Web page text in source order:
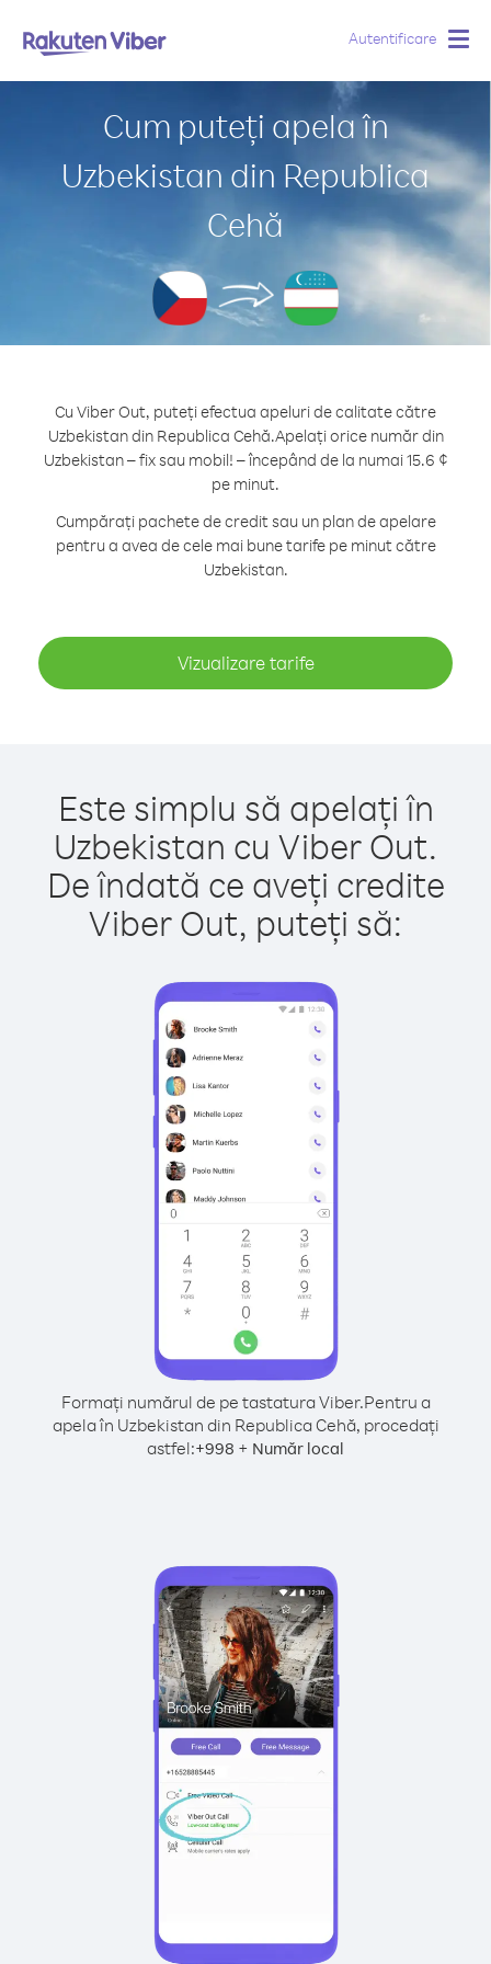
Autentificare
Cum puteți apela în
Uzbekistan din Republica
Cehă
Cu Viber Out, puteți efectua apeluri de calitate către
Uzbekistan din Republica Cehă.Apelați orice număr din
Uzbekistan – fix sau mobil! – începând de la numai 15.6 ¢
pe minut.
Cumpărați pachete de credit sau un plan de apelare
pentru a avea de cele mai bune tarife pe minut către
Uzbekistan.
Vizualizare tarife
Este simplu să apelați în
Uzbekistan cu Viber Out.
De îndată ce aveți credite
Viber Out, puteți să:
Formați numărul de pe tastatura Viber.Pentru a
apela în Uzbekistan din Republica Cehă, procedați
astfel:+998 + Număr local